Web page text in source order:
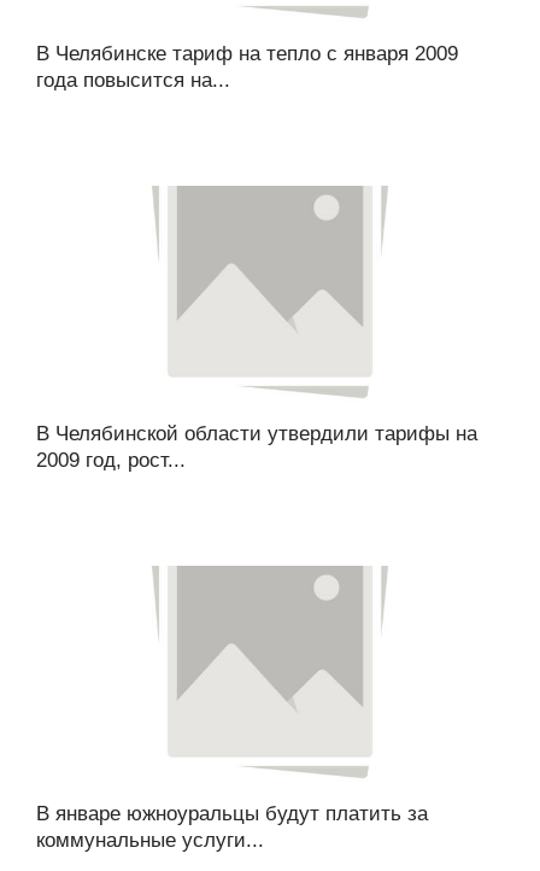
В Челябинске тариф на тепло с января 2009
года повысится на...
В Челябинской области утвердили тарифы на
2009 год, рост...
В январе южноуральцы будут платить за
коммунальные услуги...